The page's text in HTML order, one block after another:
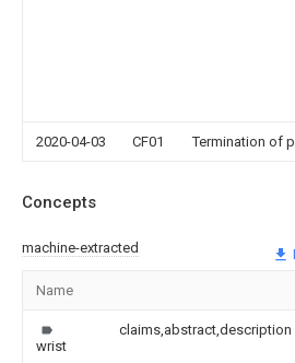
2020-04-03 CF01 Termination of
Concepts
machine-extracted
Name
wrist
claims,abstract,description